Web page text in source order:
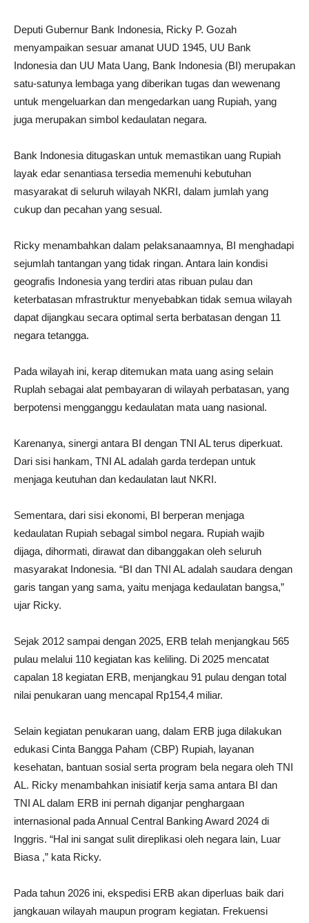
Deputi Gubernur Bank Indonesia, Ricky P. Gozah
menyampaikan sesuar amanat UUD 1945, UU Bank
Indonesia dan UU Mata Uang, Bank Indonesia (BI) merupakan
satu-satunya lembaga yang diberikan tugas dan wewenang
untuk mengeluarkan dan mengedarkan uang Rupiah, yang
juga merupakan simbol kedaulatan negara.
Bank Indonesia ditugaskan untuk memastikan uang Rupiah
layak edar senantiasa tersedia memenuhi kebutuhan
masyarakat di seluruh wilayah NKRI, dalam jumlah yang
cukup dan pecahan yang sesual.
Ricky menambahkan dalam pelaksanaamnya, BI menghadapi
sejumlah tantangan yang tidak ringan. Antara lain kondisi
geografis Indonesia yang terdiri atas ribuan pulau dan
keterbatasan mfrastruktur menyebabkan tidak semua wilayah
dapat dijangkau secara optimal serta berbatasan dengan 11
negara tetangga.
Pada wilayah ini, kerap ditemukan mata uang asing selain
Ruplah sebagai alat pembayaran di wilayah perbatasan, yang
berpotensi mengganggu kedaulatan mata uang nasional.
Karenanya, sinergi antara BI dengan TNI AL terus diperkuat.
Dari sisi hankam, TNI AL adalah garda terdepan untuk
menjaga keutuhan dan kedaulatan laut NKRI.
Sementara, dari sisi ekonomi, BI berperan menjaga
kedaulatan Rupiah sebagal simbol negara. Rupiah wajib
dijaga, dihormati, dirawat dan dibanggakan oleh seluruh
masyarakat Indonesia. “BI dan TNI AL adalah saudara dengan
garis tangan yang sama, yaitu menjaga kedaulatan bangsa,”
ujar Ricky.
Sejak 2012 sampai dengan 2025, ERB telah menjangkau 565
pulau melalui 110 kegiatan kas keliling. Di 2025 mencatat
capalan 18 kegiatan ERB, menjangkau 91 pulau dengan total
nilai penukaran uang mencapal Rp154,4 miliar.
Selain kegiatan penukaran uang, dalam ERB juga dilakukan
edukasi Cinta Bangga Paham (CBP) Rupiah, layanan
kesehatan, bantuan sosial serta program bela negara oleh TNI
AL. Ricky menambahkan inisiatif kerja sama antara BI dan
TNI AL dalam ERB ini pernah diganjar penghargaan
internasional pada Annual Central Banking Award 2024 di
Inggris. “Hal ini sangat sulit direplikasi oleh negara lain, Luar
Biasa ,” kata Ricky.
Pada tahun 2026 ini, ekspedisi ERB akan diperluas baik dari
jangkauan wilayah maupun program kegiatan. Frekuensi